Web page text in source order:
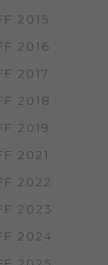
2015
2016
2017
2018
2019
2021
2022
2023
2024